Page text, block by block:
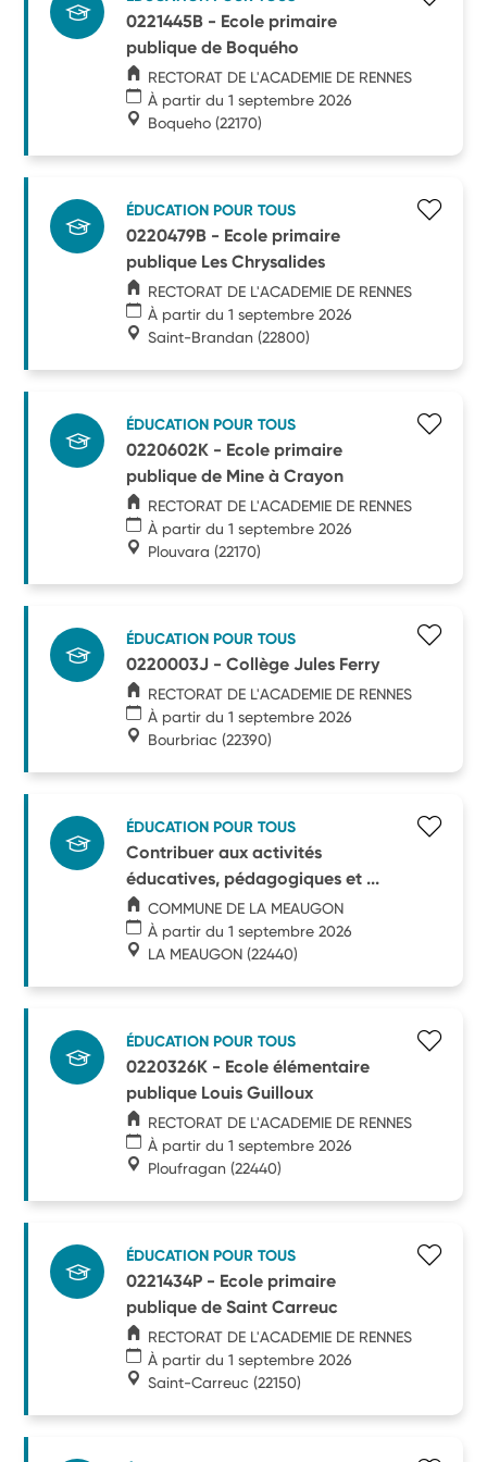
0221445B - Ecole primaire
publique de Boquého
RECTORAT DE L'ACADEMIE DE RENNES
À partir du 1 septembre 2026
Boqueho (22170)
ÉDUCATION POUR TOUS
0220479B - Ecole primaire
publique Les Chrysalides
RECTORAT DE L'ACADEMIE DE RENNES
À partir du 1 septembre 2026
Saint-Brandan (22800)
ÉDUCATION POUR TOUS
0220602K - Ecole primaire
publique de Mine à Crayon
RECTORAT DE L'ACADEMIE DE RENNES
À partir du 1 septembre 2026
Plouvara (22170)
ÉDUCATION POUR TOUS
0220003J - Collège Jules Ferry
RECTORAT DE L'ACADEMIE DE RENNES
À partir du 1 septembre 2026
Bourbriac (22390)
ÉDUCATION POUR TOUS
Contribuer aux activités
éducatives, pédagogiques et ...
COMMUNE DE LA MEAUGON
À partir du 1 septembre 2026
LA MEAUGON (22440)
ÉDUCATION POUR TOUS
0220326K - Ecole élémentaire
publique Louis Guilloux
RECTORAT DE L'ACADEMIE DE RENNES
À partir du 1 septembre 2026
Ploufragan (22440)
ÉDUCATION POUR TOUS
0221434P - Ecole primaire
publique de Saint Carreuc
RECTORAT DE L'ACADEMIE DE RENNES
À partir du 1 septembre 2026
Saint-Carreuc (22150)